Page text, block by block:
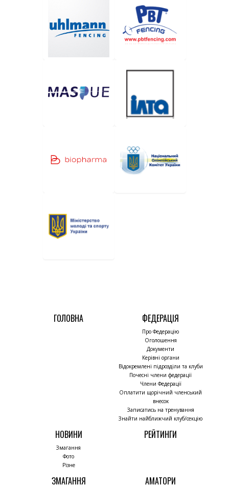
ГОЛОВНА ФЕДЕРАЦІЯ
Про Федерацію
Оголошення
Документи
Керівні органи
Відокремлені підрозділи та клуби
Почесні члени федерації
Члени Федерації
Оплатити щорічний членський
внесок
Записатись на тренування
Знайти найближчий клуб/секцію
НОВИНИ
Змагання
Фото
Різне
РЕЙТИНГИ
ЗМАГАННЯ АМАТОРИ